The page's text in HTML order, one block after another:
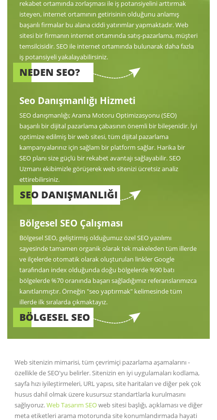
rekabet ortamında zorlaşması ile iş potansiyelini arttırmak
isteyen, internet ortamının getirisinin olduğunu anlamış
başarılı firmalar bu alana ciddi yatırımlar yapmaktadır. Web
sitesi bir firmanın internet ortamında satış-pazarlama, müşteri
temsilcisidir. SEO ile internet ortamında bulunarak daha fazla
iş potansiyeli yakalayabilirsiniz.
NEDEN SEO?
Seo Danışmanlığı Hizmeti
SEO danışmanlığı; Arama Motoru Optimizasyonu (SEO)
başarılı bir dijital pazarlama çabasının önemli bir bileşenidir. İyi
optimize edilmiş bir web sitesi, tüm dijital pazarlama
kampanyalarınız için sağlam bir platform sağlar. Harika bir
SEO planı size güçlü bir rekabet avantajı sağlayabilir. SEO
Uzmanı ekibimizle görüşerek web sitenizi ücretsiz analiz
ettirebilirsiniz.
SEO DANIŞMANLIĞI
Bölgesel SEO Çalışması
Bölgesel SEO, geliştirmiş olduğumuz özel SEO yazılımı
sayesinde tamamen organik olarak tek makeleden tüm illerde
ve ilçelerde otomatik olarak oluşturulan linkler Google
tarafından index olduğunda doğu bölgelerde %90 batı
bölgelerde %70 oranında başarı sağladığımız referanslarımızca
kanıtlanmıştır. Örneğin "seo yaptırmak" kelimesinde tüm
illerde ilk sıralarda çıkmaktayız.
BÖLGESEL SEO
Web sitenizin mimarisi, tüm çevrimiçi pazarlama aşamalarını -
özellikle de SEO'yu belirler. Sitenizin en iyi uygulamaları kodlama,
sayfa hızı iyileştirmeleri, URL yapısı, site haritaları ve diğer pek çok
husus dahil olmak üzere kusursuz standartlarla kurulmasını
sağlıyoruz.Web Tasarım SEOweb sitesi başlığı, açıklaması ve diğer
meta etiketleri arama motorunda site konumlandırmada hayati